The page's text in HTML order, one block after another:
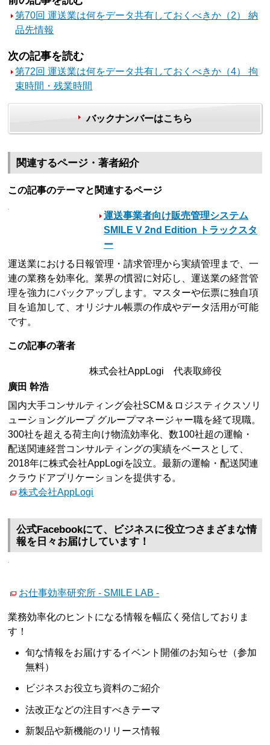
第70回 運送業は何をデータ共有しておくべきか（2） 納
品先情報
次の記事を読む
第72回 運送業は何をデータ共有しておくべきか（4） 拘
束時間・残業時間
バックナンバーはこちら
関連するページ・著者紹介
この記事のテーマと関連するページ
運送事業者向け販売管理システム
SMILE V 2nd Edition トラックスタ
ー
運送業における日報管理・請求管理から実績管理まで、一
連の業務を効率化。業界の慣習に対応し、運送業の経営管
理を強力にバックアップします。マスターや伝票に独自項
目を追加して、オリジナル帳票の作成やデータ活用が可能
です。
この記事の著者
株式会社AppLogi 代表取締役
廣田 幹浩
国内大手コンサルティング会社SCM＆ロジスティクスソリ
ューショングループ グループマネージャー職を経て現職。
300社を超える荷主向け物流効率化、数100社超の運輸・
配送関連経営コンサルティングの実績をベースとして、
2018年に株式会社AppLogiを設立。最新の運輸・配送関連
クラウドアプリケーションを提供する。
株式会社AppLogi
公式Facebookにて、ビジネスに役立つさまざまな情
報を日々お届けしています！
お仕事効率研究所 - SMILE LAB -
業務効率化のヒントになる情報を幅広く発信しておりま
す！
旬な情報をお届けするイベント開催のお知らせ（参加
無料）
ビジネスお役立ち資料のご紹介
法改正などの注目すべきテーマ
新製品や新機能のリリース情報